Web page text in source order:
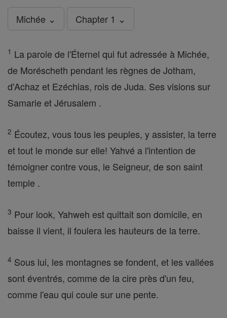
Michée ⌄ Chapter 1 ⌄
1 La parole de l'Éternel qui fut adressée à Michée,
de Moréscheth pendant les règnes de Jotham,
d'Achaz et Ezéchias, rois de Juda. Ses visions sur
Samarie et Jérusalem .
2 Écoutez, vous tous les peuples, y assister, la terre
et tout le monde sur elle! Yahvé a l'intention de
témoigner contre vous, le Seigneur, de son saint
temple .
3 Pour look, Yahweh est quittait son domicile, en
baisse il vient, il foulera les hauteurs de la terre.
4 Sous lui, les montagnes se fondent, et les vallées
sont éventrés, comme de la cire près d'un feu,
comme l'eau qui coule sur une pente.